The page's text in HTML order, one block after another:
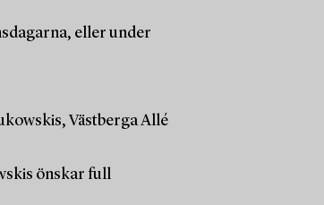
eller under
Västberga Allé
önskar full